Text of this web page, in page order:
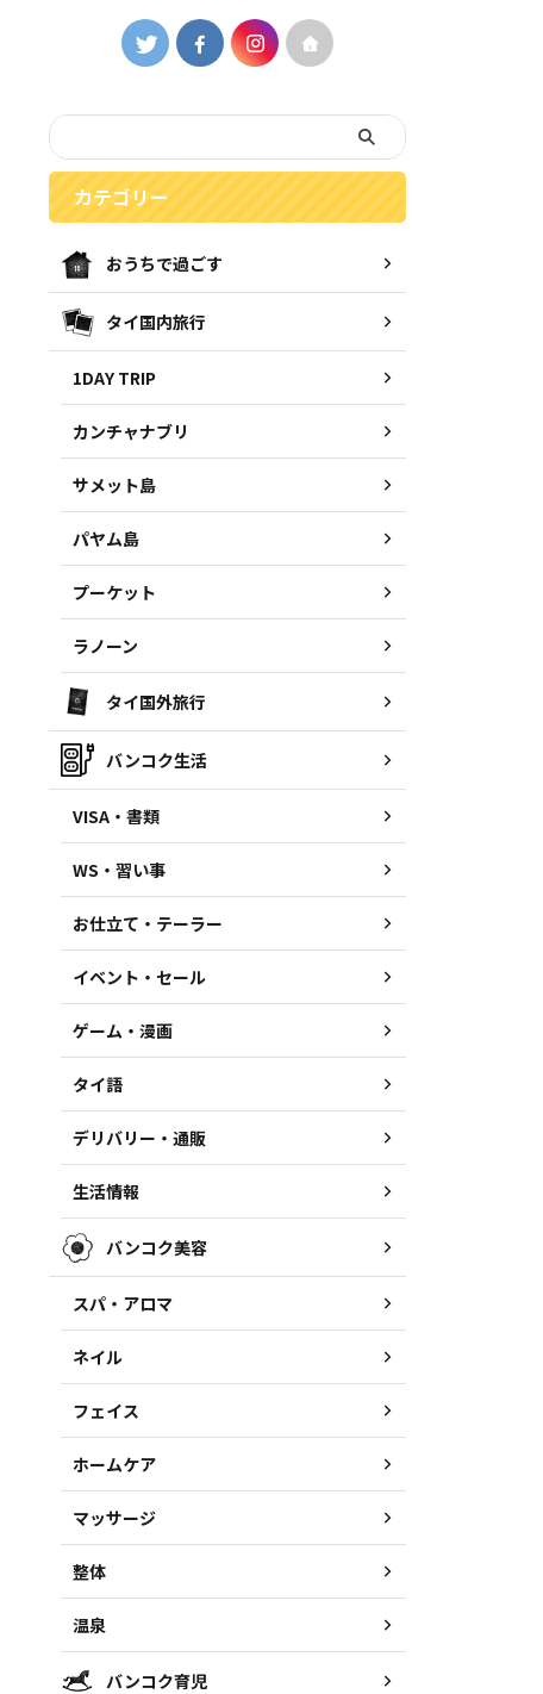
カテゴリー
おうちで過ごす
タイ国内旅行
1DAY TRIP
カンチャナブリ
サメット島
パヤム島
プーケット
ラノーン
タイ国外旅行
バンコク生活
VISA・書類
WS・習い事
お仕立て・テーラー
イベント・セール
ゲーム・漫画
タイ語
デリバリー・通販
生活情報
バンコク美容
スパ・アロマ
ネイル
フェイス
ホームケア
マッサージ
整体
温泉
バンコク育児